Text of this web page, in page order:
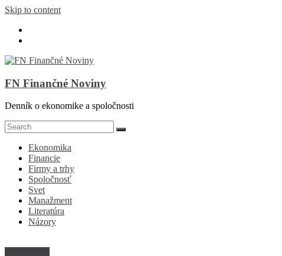
Skip to content
FN Finančné Noviny
Denník o ekonomike a spoločnosti
Ekonomika
Financie
Firmy a trhy
Spoločnosť
Svet
Manažment
Literatúra
Názory